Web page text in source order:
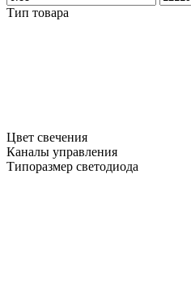
Тип товара
Цвет свечения
Каналы управления
Типоразмер светодиода